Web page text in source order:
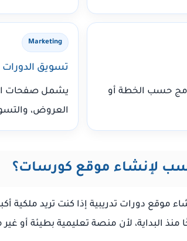
حسب الخطة أو
Marketing
تسويق الدورات
يشمل صفحات
العروض،
لإنشاء موقع كورسات؟
موقع دورات تدريبية إذا كنت تريد ملكية
منذ البداية، لأن منصة تعليمية بطيئة أو